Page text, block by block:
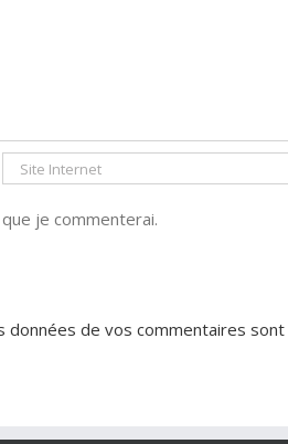
je commenterai.
données de vos commentaires sont